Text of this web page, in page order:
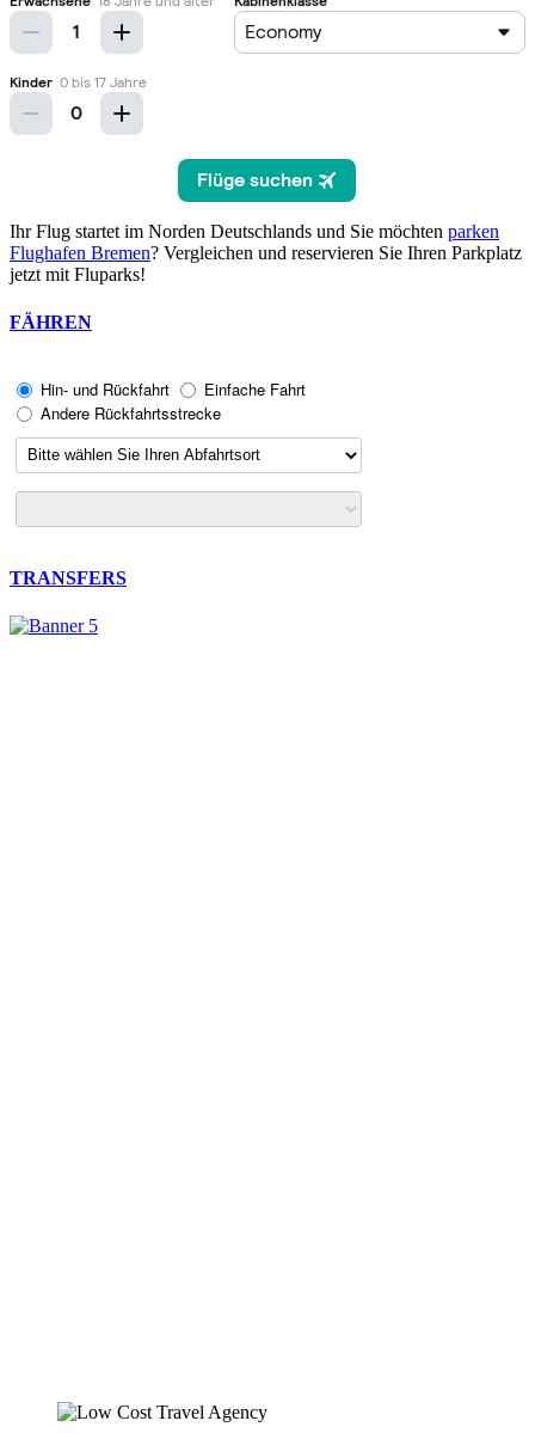
Ihr Flug startet im Norden Deutschlands und Sie möchten parken
Flughafen Bremen? Vergleichen und reservieren Sie Ihren Parkplatz
jetzt mit Fluparks!
FÄHREN
TRANSFERS